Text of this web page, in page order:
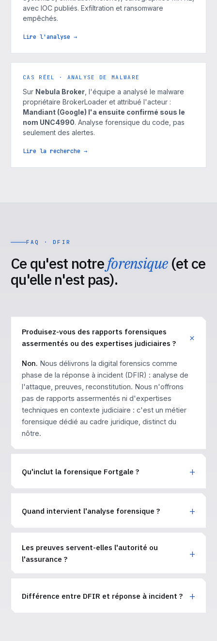
avec IOC publiés. Exfiltration et ransomware
empêchés.
Lire l'analyse →
CAS RÉEL · ANALYSE DE MALWARE
Sur Nebula Broker , l'équipe a analysé le malware
propriétaire BrokerLoader et attribué l'acteur :
Mandiant (Google) l'a ensuite confirmé sous le
nom UNC4990. Analyse forensique du code, pas
seulement des alertes.
Lire la recherche →
FAQ · DFIR
Ce qu'est notreforensique(et ce
qu'elle n'est pas).
Produisez-vous des rapports forensiques
assermentés ou des expertises judiciaires ?
Non. Nous délivrons la digital forensics comme
phase de la réponse à incident (DFIR) : analyse de
l'attaque, preuves, reconstitution. Nous n'offrons
pas de rapports assermentés ni d'expertises
techniques en contexte judiciaire : c'est un métier
forensique dédié au cadre juridique, distinct du
nôtre.
Qu'inclut la forensique Fortgale ?
Quand intervient l'analyse forensique ?
Les preuves servent-elles l'autorité ou
l'assurance ?
Différence entre DFIR et réponse à incident ?